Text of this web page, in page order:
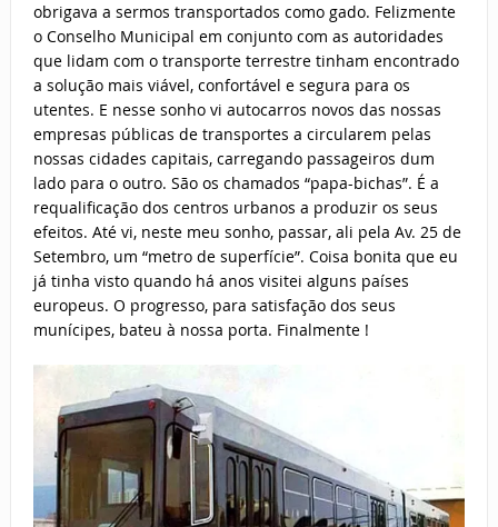
obrigava a sermos transportados como gado. Felizmente
o Conselho Municipal em conjunto com as autoridades
que lidam com o transporte terrestre tinham encontrado
a solução mais viável, confortável e segura para os
utentes. E nesse sonho vi autocarros novos das nossas
empresas públicas de transportes a circularem pelas
nossas cidades capitais, carregando passageiros dum
lado para o outro. São os chamados “papa-bichas”. É a
requalificação dos centros urbanos a produzir os seus
efeitos. Até vi, neste meu sonho, passar, ali pela Av. 25 de
Setembro, um “metro de superfície”. Coisa bonita que eu
já tinha visto quando há anos visitei alguns países
europeus. O progresso, para satisfação dos seus
munícipes, bateu à nossa porta. Finalmente !